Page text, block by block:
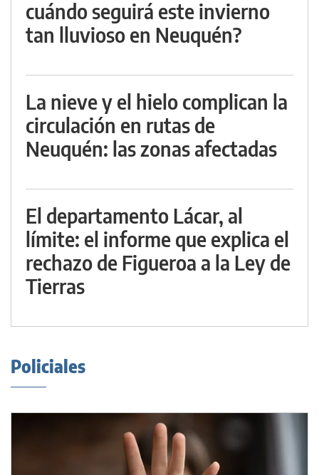
cuándo seguirá este invierno
tan lluvioso en Neuquén?
La nieve y el hielo complican la
circulación en rutas de
Neuquén: las zonas afectadas
El departamento Lácar, al
límite: el informe que explica el
rechazo de Figueroa a la Ley de
Tierras
Policiales